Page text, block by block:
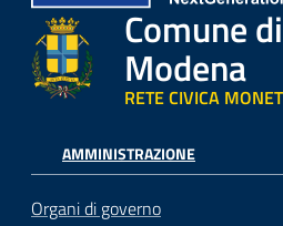
Comune di
Modena
RETE CIVICA MONET
AMMINISTRAZIONE
Organi di governo